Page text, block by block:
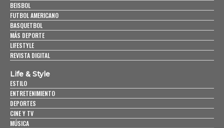
BEISBOL
FUTBOL AMERICANO
BASQUETBOL
MÁS DEPORTE
LIFESTYLE
REVISTA DIGITAL
Life & Style
ESTILO
ENTRETENIMIENTO
DEPORTES
CINE Y TV
MÚSICA